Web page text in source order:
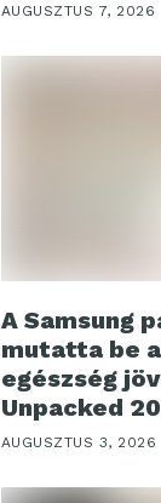
AUGUSZTUS 7, 2026
A Samsung
mutatta be
egészség
Unpacked
AUGUSZTUS 3, 2026